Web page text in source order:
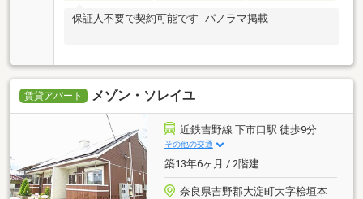
保証人不要で契約可能です--パノラマ掲載--
賃貸アパート メゾン・ソレイユ
近鉄吉野線 下市口駅 徒歩9分
その他の交通
築13年6ヶ月 / 2階建
奈良県吉野郡大淀町大字桧垣本